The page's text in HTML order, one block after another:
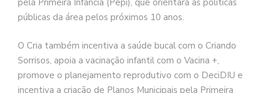
pela Primeira Infância (Pepi), que orientará as políticas
públicas da área pelos próximos 10 anos.
O Cria também incentiva a saúde bucal com o Criando
Sorrisos, apoia a vacinação infantil com o Vacina +,
promove o planejamento reprodutivo com o DeciDIU e
incentiva a criação de Planos Municipais pela Primeira